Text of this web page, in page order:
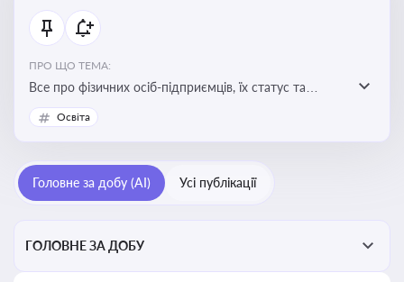
ПРО ЩО ТЕМА:
Все про фізичних осіб-підприємців, їх статус та
діяльність. Зміни в законодавстві, що стосуються
роботи ФОПів
Освіта
Головне за добу (AI) Усі публікації
ГОЛОВНЕ ЗА ДОБУ